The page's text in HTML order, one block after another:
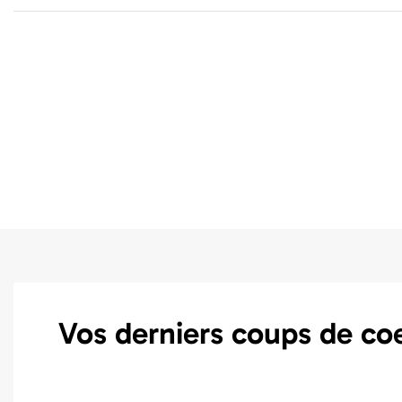
Vos derniers coups de